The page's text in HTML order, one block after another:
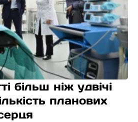
більш ніж удвічі
планових